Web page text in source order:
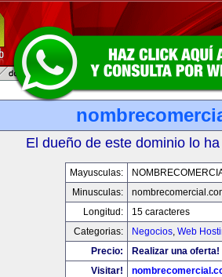
El dueño de este dominio lo
Mayusculas:
Minusculas:
Longitud:
15 caracteres
Categorias:
Negocios, Web
Precio:
Realizar una oferta!
Visitar!